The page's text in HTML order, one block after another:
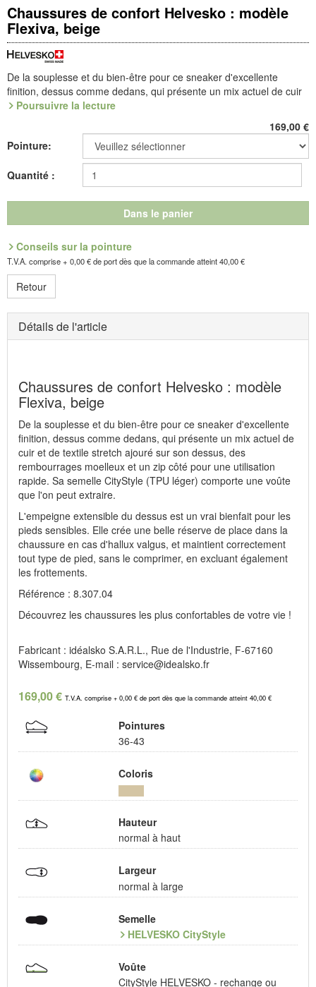
Chaussures de confort Helvesko : modèle
Flexiva, beige
De la souplesse et du bien-être pour ce sneaker d'excellente
finition, dessus comme dedans, qui présente un mix actuel de cuir
et de textile stretch ajouré sur son dessus, des rembourrages
CityStyle (TPU léger) comporte une voûte que l'on peut extraire.
L'empeigne extensible du dessus est un vrai bienfait pour les pieds
sensibles. Elle crée une belle réserve de place dans la chaussure
en cas d'hallux valgus, et maintient correctement tout type de pied,
Découvrez les chaussures les plus confortables de votre vie !
Fabricant : idéalsko S.A.R.L., Rue de l'Industrie, F-67160
Wissembourg, E-mail : service@idealsko.fr
Poursuivre la lecture
169,00 €
Pointure:
Quantité :
Dans le panier
Conseils sur la pointure
T.V.A. comprise + 0,00 € de port dès que la commande atteint 40,00 €
Retour
Détails de l'article
Chaussures de confort Helvesko : modèle
Flexiva, beige
De la souplesse et du bien-être pour ce sneaker d'excellente
finition, dessus comme dedans, qui présente un mix actuel de
cuir et de textile stretch ajouré sur son dessus, des
rembourrages moelleux et un zip côté pour une utilisation
rapide. Sa semelle CityStyle (TPU léger) comporte une voûte
que l'on peut extraire.
L'empeigne extensible du dessus est un vrai bienfait pour les
pieds sensibles. Elle crée une belle réserve de place dans la
chaussure en cas d'hallux valgus, et maintient correctement
tout type de pied, sans le comprimer, en excluant également
les frottements.
Référence : 8.307.04
Découvrez les chaussures les plus confortables de votre vie !
Fabricant : idéalsko S.A.R.L., Rue de l'Industrie, F-67160
Wissembourg, E-mail : service@idealsko.fr
169,00 € T.V.A. comprise + 0,00 € de port dès que la commande atteint 40,00 €
Pointures
36-43
Coloris
Hauteur
normal à haut
Largeur
normal à large
Semelle
HELVESKO CityStyle
Voûte
CityStyle HELVESKO - rechange ou